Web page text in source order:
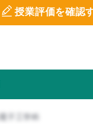
授業評価を確認